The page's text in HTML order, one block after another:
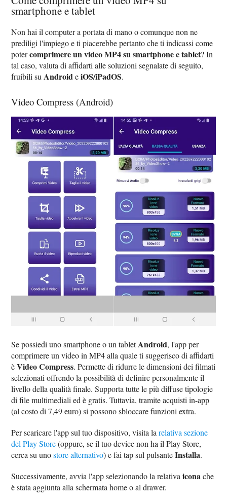
smartphone e tablet
Non hai il computer a portata di mano o comunque non ne
prediligi l'impiego e ti piacerebbe pertanto che ti indicassi come
potercomprimere un video MP4 su smartphone e tablet? In
tal caso, valuta di affidarti alle soluzioni segnalate di seguito,
fruibili su AndroideiOS/iPadOS.
Video Compress (Android)
Se possiedi uno smartphone o un tabletAndroid, l'app per
comprimere un video in MP4 alla quale ti suggerisco di affidarti
èVideo Compress. Permette di ridurre le dimensioni dei filmati
selezionati offrendo la possibilità di definire personalmente il
livello della qualità finale. Supporta tutte le più diffuse tipologie
di file multimediali ed è gratis. Tuttavia, tramite acquisti in-app
(al costo di 7,49 euro) si possono sbloccare funzioni extra.
Per scaricare l'app sul tuo dispositivo, visita larelativa sezione
del Play Store(oppure, se il tuo device non ha il Play Store,
cerca su unostore alternativo) e fai tap sul pulsanteInstalla.
Successivamente, avvia l'app selezionando la relativaiconache
è stata aggiunta alla schermata home o al drawer.